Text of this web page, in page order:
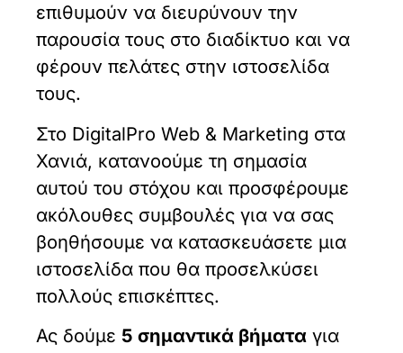
επιθυμούν να διευρύνουν την
παρουσία τους στο διαδίκτυο και να
φέρουν πελάτες στην ιστοσελίδα
τους.
Στο DigitalPro Web & Marketing στα
Χανιά, κατανοούμε τη σημασία
αυτού του στόχου και προσφέρουμε
ακόλουθες συμβουλές για να σας
βοηθήσουμε να κατασκευάσετε μια
ιστοσελίδα που θα προσελκύσει
πολλούς επισκέπτες.
Ας δούμε 5 σημαντικά βήματα για